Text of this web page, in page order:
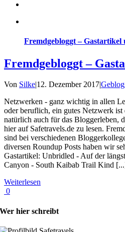
Fremdgebloggt – Gastartikel
Fremdgebloggt –
Von Silke|12. Dezember 2017|
Netzwerken - ganz wichtig in allen
oder beruflich, ein gutes Netzwerk
natürlich auch für das Bloggerleben,
hier auf Safetravels.de zu lesen.
sind bei verschiedenen
diversen Roundup Posts haben wir
Gastartikel: Unbridled - Auf der
Canyon - South Kaibab Trail Kind
Weiterlesen
0
Wer hier schreibt